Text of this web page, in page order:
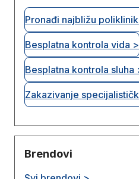
Pronađi najbližu
Besplatna kontrola vida >
Besplatna kontrola sluha
Zakazivanje
Brendovi